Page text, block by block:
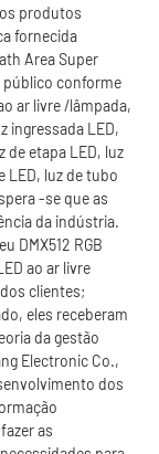
produtos
fornecida
Area Super
público conforme
ar livre /lâmpada,
ingressada LED,
de etapa LED, luz
LED, luz de tubo
-se que as
da indústria.
DMX512 RGB
ao ar livre
clientes;
eles receberam
da gestão
Electronic Co.,
dos
as